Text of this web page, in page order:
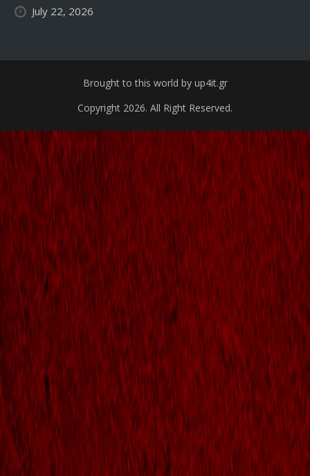
July 22, 2026
Brought to this world by up4it.gr
Copyright 2026. All Right Reserved.